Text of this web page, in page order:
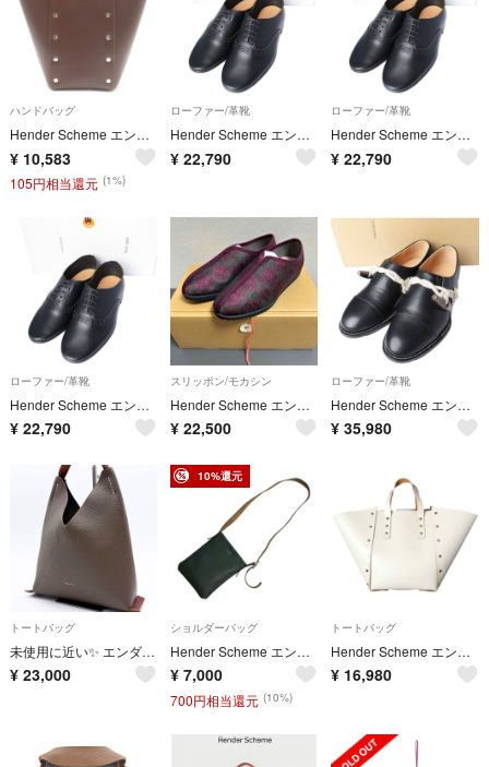
ハンドバッグ
Hender Scheme エンダースキーマ ASSEMBLE DAIKEI HAND BAG アッセンブル ダイケイ ハンドバッグ ブラウン ro-rb-adm
¥ 10,583
105円相当還元 (1%)
ローファー/革靴
Hender Scheme エンダースキーマ 日本製 foot cast brogue oxford オックスフォードシューズ nk-rs-fco 2(23.5-24.0cm) black 革靴 シューズ【新古品】【中古】【Hender Scheme】
¥ 22,790
ローファー/革靴
Hender Scheme エンダースキーマ 日本製 foot cast brogue oxford オックスフォードシューズ nk-rs-fco 1(22.5-23.0cm) black 革靴 シューズ【新古品】【中古】【Hender Scheme】
¥ 22,790
ローファー/革靴
Hender Scheme エンダースキーマ 日本製 foot cast brogue oxford オックスフォードシューズ nk-rs-fco 1(22.5-23.0cm) black 革靴 シューズ【新古品】【中古】【Hender Scheme】
¥ 22,790
スリッポン/モカシン
Hender Scheme エンダースキーマ カンフーシューズ 2
¥ 22,500
ローファー/革靴
Hender Scheme エンダースキーマ 日本製 duffle cap toe ダッフルキャップトゥシューズ xu-s-dct 1(22.5-23.0cm) black/natural トグル ストレートチップ 革靴 シューズ【新古品】【中古】【Hender Scheme】
¥ 35,980
トートバッグ
未使用に近い✨ エンダースキーマ トートバッグ トライアングルバッグ ベージュ
¥ 23,000
10%還元
ショルダーバッグ
Hender Scheme エンダースキーマ ショルダーバッグ ユニセックス レザー スモール 斜め掛け グリーン 中古 T1
¥ 7,000
700円相当還元 (10%)
トートバッグ
Hender Scheme エンダースキーマ 日本製 ASSEMBLE HAND BAG WIDE M アッセンブル ハンドバッグ ワイド Mサイズ di-rb-awm WHITE カバン【新古品】【中古】【Hender Scheme】
¥ 16,980